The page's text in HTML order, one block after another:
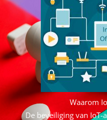
Waarom
De beveiliging van